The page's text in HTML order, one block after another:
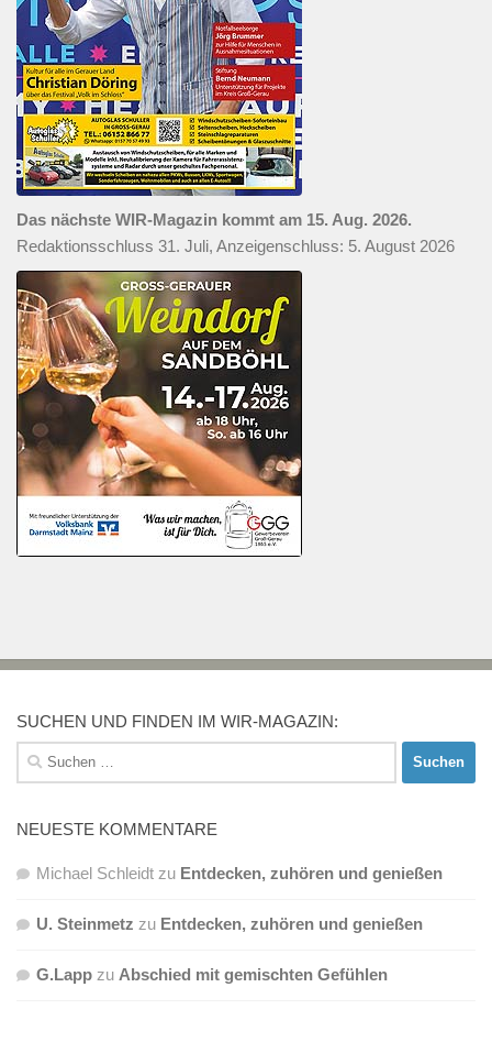
Das nächste WIR-Magazin kommt am 15. Aug. 2026.
Redaktionsschluss 31. Juli, Anzeigenschluss: 5. August 2026
SUCHEN UND FINDEN IM WIR-MAGAZIN:
Suchen
nach:
NEUESTE KOMMENTARE
Michael Schleidt zu Entdecken, zuhören und genießen
U. Steinmetz zu Entdecken, zuhören und genießen
G.Lapp zu Abschied mit gemischten Gefühlen